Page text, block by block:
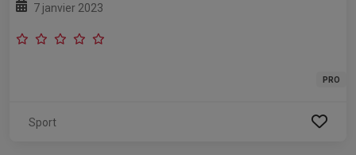
7 janvier 2023
PRO
Sport